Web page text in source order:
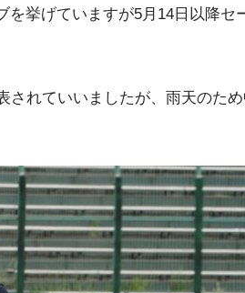
挙げていますが5月14日以降セ
されていいましたが、雨天のた